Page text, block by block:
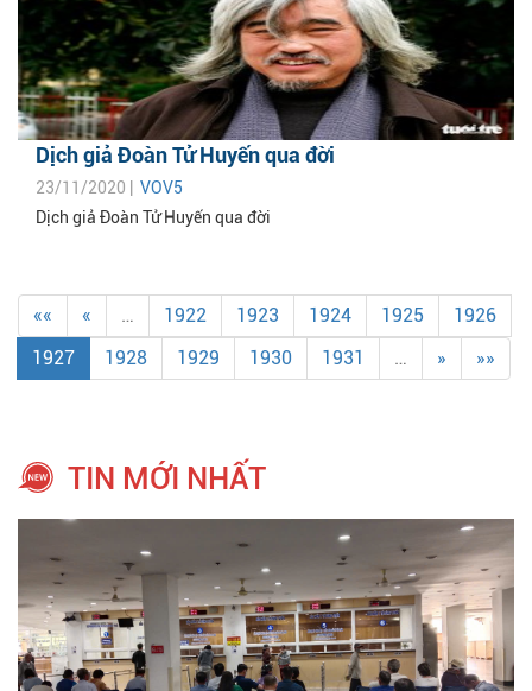
Dịch giả Đoàn Tử Huyến qua đời
23/11/2020 | VOV5
Dịch giả Đoàn Tử Huyến qua đời
«« « … 1922 1923 1924 1925
1926
1927
1928 1929 1930 1931 … » »»
TIN MỚI NHẤT